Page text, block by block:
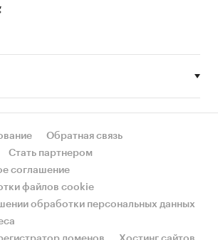
Обратная связь
Стать партнером
соглашение
файлов cookie
обработки персональных данных